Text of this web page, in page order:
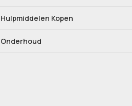
Hulpmiddelen Kopen
Onderhoud